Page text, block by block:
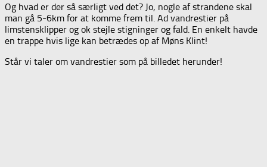
Og hvad er der så særligt ved det? Jo, nogle af strandene skal
man gå 5-6km for at komme frem til. Ad vandrestier på
limstensklipper og ok stejle stigninger og fald. En enkelt havde
en trappe hvis lige kan betrædes op af Møns Klint!
Står vi taler om vandrestier som på billedet herunder!